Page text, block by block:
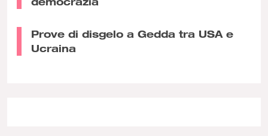
Prove di disgelo a Gedda tra USA e
Ucraina